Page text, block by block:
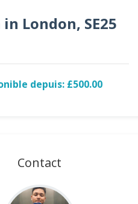
London, SE25
depuis: £500.00
Contact